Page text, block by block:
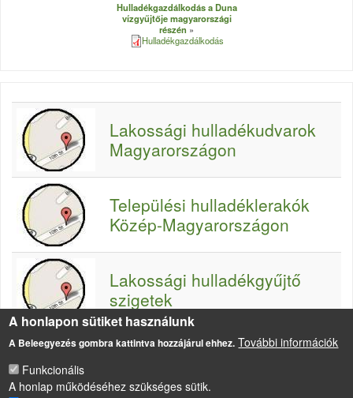
Hulladékgazdálkodás a Duna
vízgyűjtője magyarországi
részén
Hulladékgazdálkodás
Lakossági hulladékudvarok
Magyarországon
Települési hulladéklerakók
Közép-Magyarországon
Lakossági hulladékgyűjtő
szigetek
A honlapon sütiket használunk
A Beleegyezés gombra kattintva hozzájárul ehhez. További információk
Funkcionális
A honlap működéséhez szükséges sütik.